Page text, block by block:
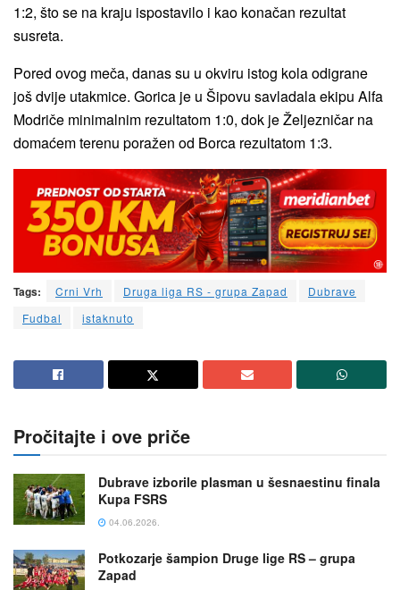
1:2, što se na kraju ispostavilo i kao konačan rezultat
susreta.
Pored ovog meča, danas su u okviru istog kola odigrane
još dvije utakmice. Gorica je u Šipovu savladala ekipu Alfa
Modriče minimalnim rezultatom 1:0, dok je Željezničar na
domaćem terenu poražen od Borca rezultatom 1:3.
Tags: Crni Vrh Druga liga RS - grupa Zapad
Dubrave
Fudbal
istaknuto
Pročitajte i ove priče
Dubrave izborile plasman u šesnaestinu finala
Kupa FSRS
04.06.2026.
Potkozarje šampion Druge lige RS – grupa
Zapad